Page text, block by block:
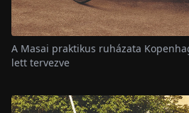
A Masai praktikus ruházata
lett tervezve